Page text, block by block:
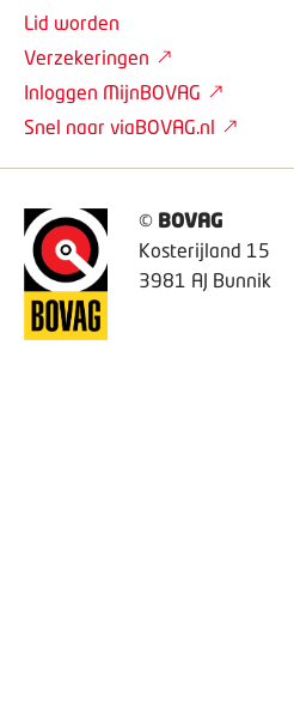
© BOVAG
Kosterijland 15
3981 AJ Bunnik
Lid worden
Verzekeringen
Inloggen MijnBOVAG
Snel naar viaBOVAG.nl